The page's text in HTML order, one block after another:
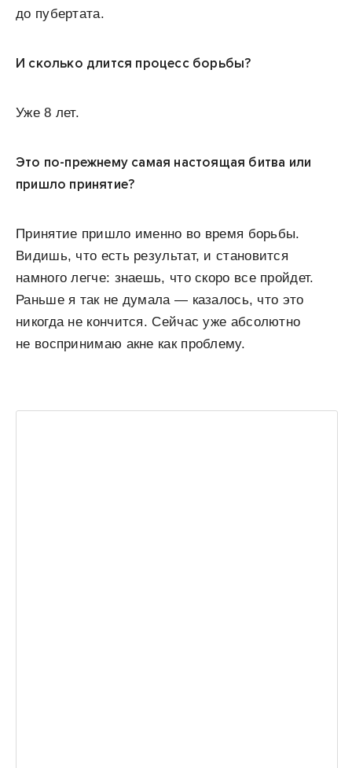
до пубертата.
И сколько длится процесс борьбы?
Уже 8 лет.
Это по-прежнему самая настоящая битва или
пришло принятие?
Принятие пришло именно во время борьбы.
Видишь, что есть результат, и становится
намного легче: знаешь, что скоро все пройдет.
Раньше я так не думала — казалось, что это
никогда не кончится. Сейчас уже абсолютно
не воспринимаю акне как проблему.